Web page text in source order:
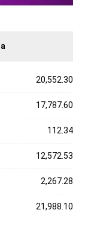
20,552.30
17,787.60
112.34
12,572.53
2,267.28
21,988.10